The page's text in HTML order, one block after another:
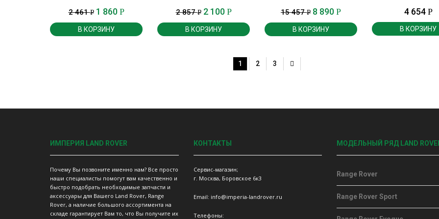
2 461Р 1 860 Р
В КОРЗИНУ
2 857Р 2 100 Р
В КОРЗИНУ
15 457Р 8 890 Р
В КОРЗИНУ
4 654 Р
В КОРЗИНУ
1 2 3
ИМПЕРИЯ LAND ROVER
Почему Вы позвоните именно нам? Все просто
наши специалисты помогут вам качественно и
быстро подобрать необходимые запчасти и
аксессуары для Вашего Land Rover, Range
Rover, а наличие большого ассортимента на
складе гарантирует Вам то, что Вы получите их
КОНТАКТЫ
Сервис-магазин;
г. Москва, Боровское 6к3
Email: info@imperia-landrover.ru
Телефоны:
МОДЕЛЬНЫЙ РЯД LAND
Range Rover
Range Rover Sport